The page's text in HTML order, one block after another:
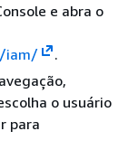
e abra o
iam/
.
o usuário
para